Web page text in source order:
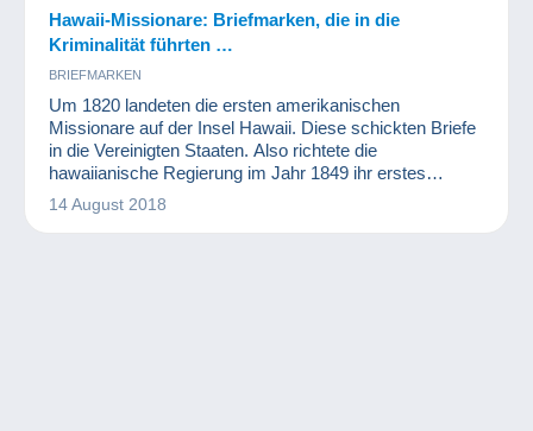
Hawaii-Missionare: Briefmarken, die in die
Kriminalität führten …
BRIEFMARKEN
Um 1820 landeten die ersten amerikanischen
Missionare auf der Insel Hawaii. Diese schickten Briefe
in die Vereinigten Staaten. Also richtete die
hawaiianische Regierung im Jahr 1849 ihr erstes
Postamt ein und druckte zwei Jahre später ihre ersten
Briefmarken. Angesichts ihrer Verwendung erhielten
14 August 2018